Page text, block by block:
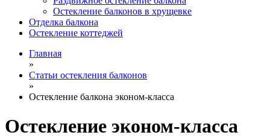
Остекление балконов в хрущевке
Отделка балкона
Остекление коттеджей
Главная
»
Статьи остекления балконов
»
Остекление балкона эконом-класса
Остекление эконом-класса